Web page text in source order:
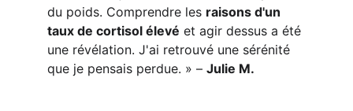
du poids. Comprendre les raisons d'un
taux de cortisol élevé et agir dessus a été
une révélation. J'ai retrouvé une sérénité
que je pensais perdue. » – Julie M.